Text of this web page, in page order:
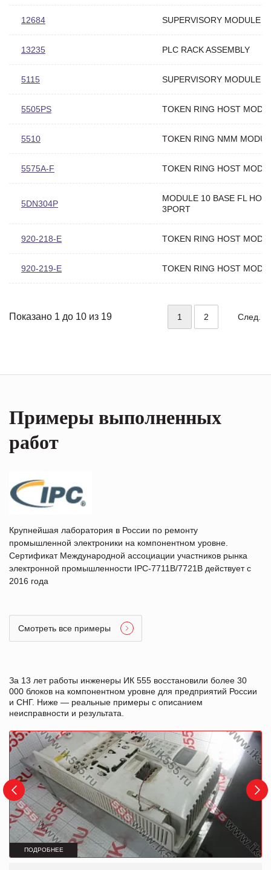
12684 SUPERVISORY MODULE
13235 PLC RACK ASSEMBLY
5115 SUPERVISORY MODULE
5505PS TOKEN RING HOST
5510 TOKEN RING NMM
5575A-F TOKEN RING HOST
5DN304P
MODULE 10 BASE FL
3PORT
920-218-E TOKEN RING HOST
920-219-E TOKEN RING HOST
Показано 1 до 10 из 19 1 2 След.
Примеры выполненных
работ
Крупнейшая лаборатория в России по ремонту
промышленной электроники на компонентном уровне.
Сертификат Международной ассоциации участников рынка
электронной промышленности IPC-7711B/7721B действует с
2016 года
Смотреть все примеры
За 13 лет работы инженеры ИК 555 восстановили более 30
000 блоков на компонентном уровне для предприятий России
и СНГ. Ниже — реальные примеры с описанием
неисправности и результата.
ПОДРОБНЕЕ